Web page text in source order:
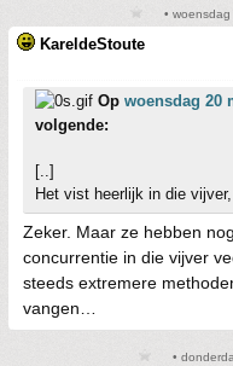
•
KareldeStoute
Op woensdag 20
volgende:
[..]
Het vist heerlijk in die
Zeker. Maar ze hebben
concurrentie in die vijver
steeds extremere
vangen…
•